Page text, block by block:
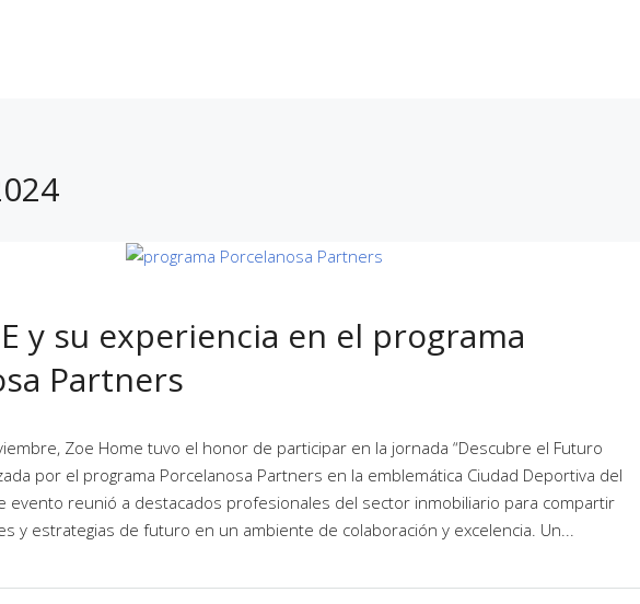
y su experiencia en el programa
Partners
Zoe Home tuvo el honor de participar en la jornada “Descubre el Futuro
por el programa Porcelanosa Partners en la emblemática Ciudad Deportiva del
evento reunió a destacados profesionales del sector inmobiliario para compartir
y estrategias de futuro en un ambiente de colaboración y excelencia. Un...